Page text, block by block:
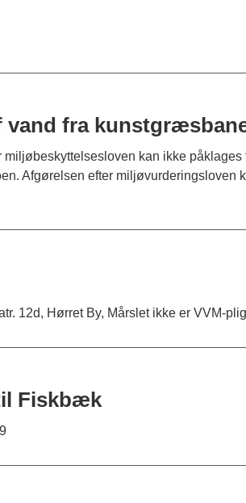
vand fra
kan ikke påklages
Afgørelsen efter miljøvurderingsloven
12d, Hørret By, Mårslet ikke er VVM-
Fiskbæk